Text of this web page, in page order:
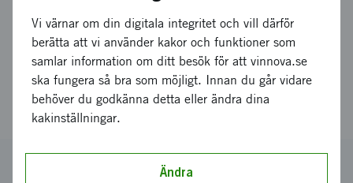
Energieffektiva och hållbara
metalliska 3D-skrivna antenner
och mikrovågskomponenter för
6G (SEMA)
Vi värnar om din digitala integritet och vill därför
berätta att vi använder kakor och funktioner som
samlar information om ditt besök för att vinnova.se
ska fungera så bra som möjligt. Innan du går vidare
behöver du godkänna detta eller ändra dina
kakinställningar.
Ändra